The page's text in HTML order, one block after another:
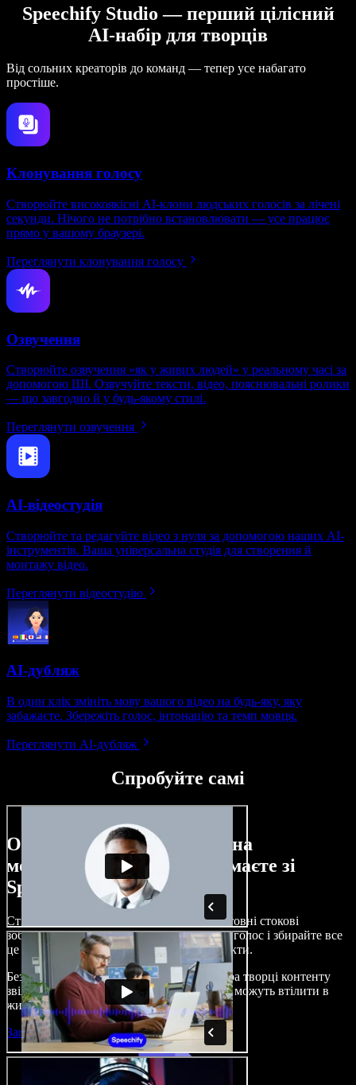
Speechify Studio — перший цілісний
AI-набір для творців
Від сольних креаторів до команд — тепер усе набагато
простіше.
Клонування голосу
Створюйте високоякісні AI-клони людських голосів за лічені
секунди. Нічого не потрібно встановлювати — усе працює
прямо у вашому браузері.
Переглянути клонування голосу
Озвучення
Створюйте озвучення «як у живих людей» у реальному часі за
допомогою ШІ. Озвучуйте тексти, відео, пояснювальні ролики
— що завгодно й у будь-якому стилі.
Переглянути озвучення
AI-відеостудія
Створюйте та редагуйте відео з нуля за допомогою наших AI-
інструментів. Ваша універсальна студія для створення й
монтажу відео.
Переглянути відеостудію
AI-дубляж
В один клік змініть мову вашого відео на будь-яку, яку
забажаєте. Збережіть голос, інтонацію та темп мовця.
Переглянути AI-дубляж
Спробуйте самі
Ось лише невелика частина
можливостей, які ви отримаєте зі
Speechify Studio.
Створюйте озвучення, додавайте безкоштовні стокові
зображення, музику, відео, клонуйте свій голос і збирайте все
це в цілісні, захопливі аудіо- та відеопроєкти.
Без складного навчання й прямо з браузера творці контенту
звільняються від традиційних обмежень і можуть втілити в
життя будь-які ідеї.
Запустити Studio